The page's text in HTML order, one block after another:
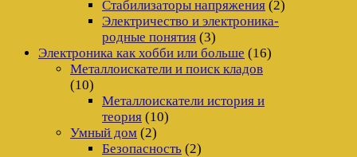
Стабилизаторы напряжения (2)
Электричество и электроника-
родные понятия (3)
Электроника как хобби или больше (16)
Металлоискатели и поиск кладов
(10)
Металлоискатели история и
теория (10)
Умный дом (2)
Безопасность (2)